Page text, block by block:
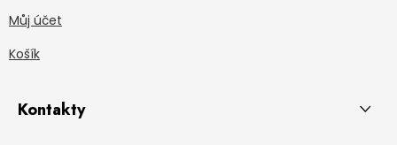
Můj účet
Košík
Kontakty